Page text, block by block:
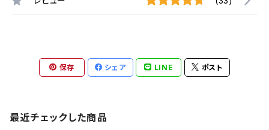
保存 シェア LINE ポスト
最近チェックした商品